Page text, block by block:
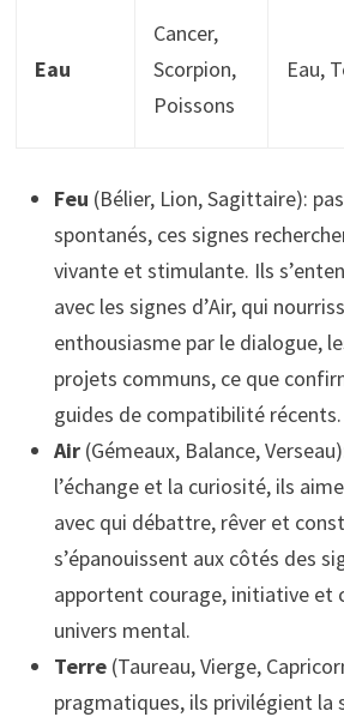
Eau
Cancer,
Scorpion,
Poissons
Eau,
Feu (Bélier, Lion, Sagittaire):
spontanés, ces signes
vivante et stimulante. Ils
avec les signes d’Air, qui
enthousiasme par le dialogue,
projets communs, ce que
guides de compatibilité récents.
Air(Gémeaux, Balance,
l’échange et la curiosité, ils
avec qui débattre, rêver et
s’épanouissent aux côtés des
apportent courage, initiative et
univers mental.
Terre(Taureau, Vierge,
pragmatiques, ils privilégient la